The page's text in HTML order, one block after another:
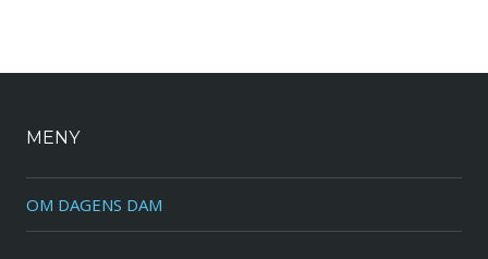
MENY
OM DAGENS DAM